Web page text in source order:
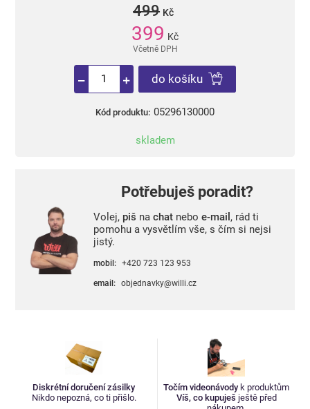
499 Kč
399 Kč
Včetně DPH
do košíku
Kód produktu: 05296130000
skladem
Potřebuješ poradit?
Volej, piš na chatnebo e-mail , rád ti
pomohu a vysvětlím vše, s čím si nejsi
jistý.
mobil: +420 723 123 953
email: objednavky@willi.cz
Diskrétní doručení zásilky
Nikdo nepozná, co ti přišlo.
Točím videonávody k produktům
Víš, co kupuješ ještě před